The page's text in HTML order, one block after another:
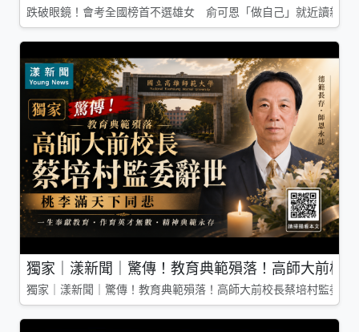
跌破眼鏡！會考全國榜首不選雄女 俞可恩「做自己」就近讀新莊
獨家｜漾新聞｜驚傳！教育典範殞落！高師大前校
獨家｜漾新聞｜驚傳！教育典範殞落！高師大前校長蔡培村監委